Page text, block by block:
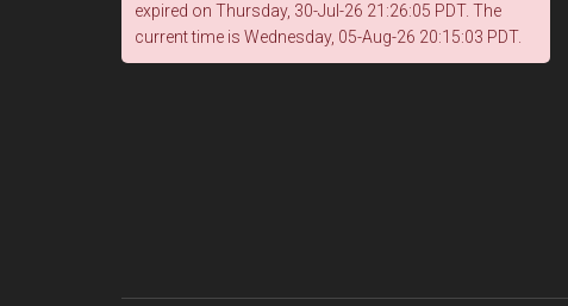
expired on Thursday, 30-Jul-26 21:26:05 PDT. The
current time is Wednesday, 05-Aug-26 20:15:03 PDT.